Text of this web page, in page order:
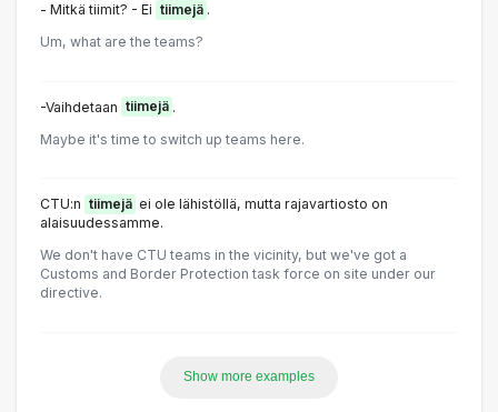
- Mitkä tiimit? - Ei tiimejä .
Um, what are the teams?
-Vaihdetaan tiimejä .
Maybe it's time to switch up teams here.
CTU:n tiimejä ei ole lähistöllä, mutta rajavartiosto on
alaisuudessamme.
We don't have CTU teams in the vicinity, but we've got a
Customs and Border Protection task force on site under our
directive.
Show more examples